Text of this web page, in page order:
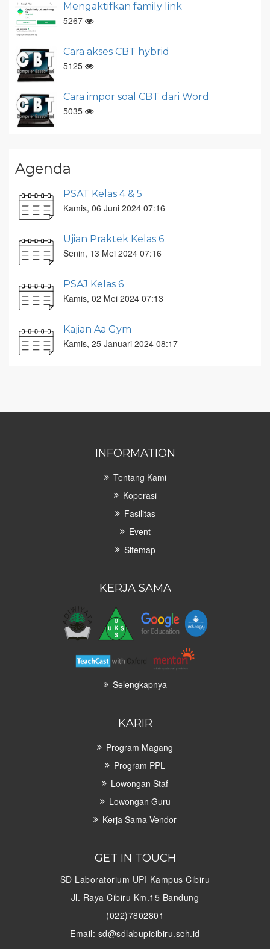
Mengaktifkan family link
5267
Cara akses CBT hybrid
5125
Cara impor soal CBT dari Word
5035
Agenda
PSAT Kelas 4 & 5
Kamis, 06 Juni 2024 07:16
Ujian Praktek Kelas 6
Senin, 13 Mei 2024 07:16
PSAJ Kelas 6
Kamis, 02 Mei 2024 07:13
Kajian Aa Gym
Kamis, 25 Januari 2024 08:17
INFORMATION
Tentang Kami
Koperasi
Fasilitas
Event
Sitemap
KERJA SAMA
Selengkapnya
KARIR
Program Magang
Program PPL
Lowongan Staf
Lowongan Guru
Kerja Sama Vendor
GET IN TOUCH
SD Laboratorium UPI Kampus Cibiru
Jl. Raya Cibiru Km.15 Bandung
(022)7802801
Email: sd@sdlabupicibiru.sch.id